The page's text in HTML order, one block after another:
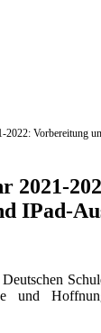
2022: Vorbereitung
2021-
IPad-
und